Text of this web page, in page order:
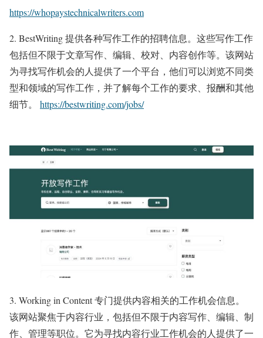
https://whopaystechnicalwriters.com
2. BestWriting 提供各种写作工作的招聘信息。这些写作工作
包括但不限于文章写作、编辑、校对、内容创作等。该网站
为寻找写作机会的人提供了一个平台，他们可以浏览不同类
型和领域的写作工作，并了解每个工作的要求、报酬和其他
细节。 https://bestwriting.com/jobs/
3. Working in Content 专门提供内容相关的工作机会信息。
该网站聚焦于内容行业，包括但不限于内容写作、编辑、制
作、管理等职位。它为寻找内容行业工作机会的人提供了一